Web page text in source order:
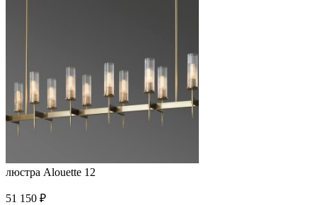
люстра Alouette 12
51 150 ₽